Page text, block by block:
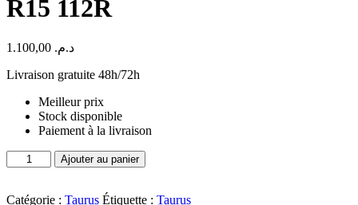
R15 112R
د.م.
Livraison gratuite 48h/72h
Meilleur prix
Stock disponible
Paiement à la livraison
quantité
de
Taurus
Ajouter au panier
Catégorie : Taurus Étiquette : Taurus